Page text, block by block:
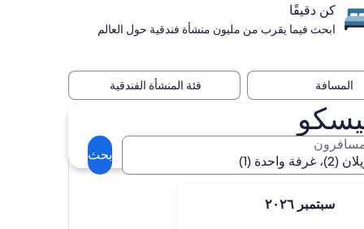
سبتمبر ٢٠٢٦
غرفة واحدة (1)
بحث
كن دقيقًا
ابحث فيما يقرب من مليون منشأة فندقية حول العالم
المسافة فئة المنشأة الفندقية
أون يونيون سكوير